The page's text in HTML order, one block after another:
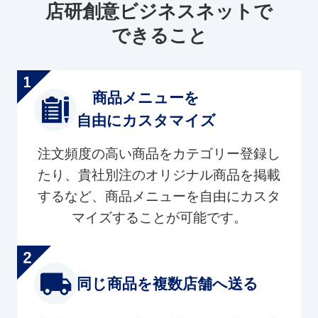
店研創意ビジネスネットで
できること
商品メニューを
自由にカスタマイズ
注文頻度の高い商品をカテゴリー登録し
たり、貴社別注のオリジナル商品を掲載
するなど、商品メニューを自由にカスタ
マイズすることが可能です。
同じ商品を複数店舗へ送る